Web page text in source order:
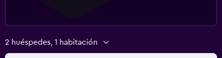
2 huéspedes, 1 habitación